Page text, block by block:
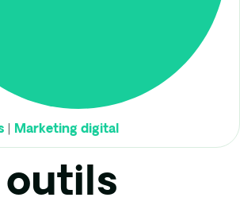
Marketing digital
outils